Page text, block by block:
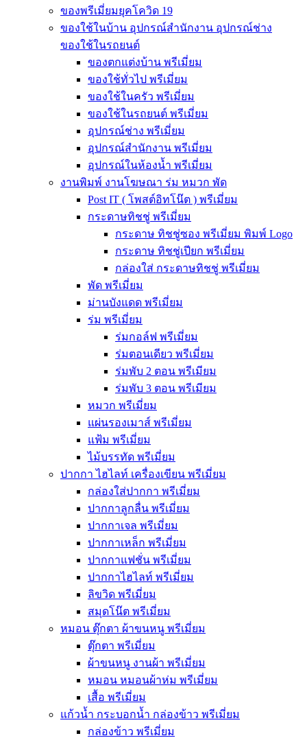
ของพรีเมี่ยมยุคโควิด 19
ของใช้ในบ้าน อุปกรณ์สำนักงาน อุปกรณ์ช่าง
ของใช้ในรถยนต์
ของตกแต่งบ้าน พรีเมี่ยม
ของใช้ทั่วไป พรีเมี่ยม
ของใช้ในครัว พรีเมี่ยม
ของใช้ในรถยนต์ พรีเมี่ยม
อุปกรณ์ช่าง พรีเมี่ยม
อุปกรณ์สำนักงาน พรีเมี่ยม
อุปกรณ์ในห้องน้ำ พรีเมี่ยม
งานพิมพ์ งานโฆษณา ร่ม หมวก พัด
Post IT ( โพสต์อิทโน๊ต ) พรีเมี่ยม
กระดาษทิชชู่ พรีเมี่ยม
กระดาษ ทิชชู่ซอง พรีเมี่ยม พิมพ์ Logo
กระดาษ ทิชชู่เปียก พรีเมี่ยม
กล่องใส่ กระดาษทิชชู่ พรีเมี่ยม
พัด พรีเมี่ยม
ม่านบังแดด พรีเมี่ยม
ร่ม พรีเมี่ยม
ร่มกอล์ฟ พรีเมี่ยม
ร่มตอนเดียว พรีเมี่ยม
ร่มพับ 2 ตอน พรีเมียม
ร่มพับ 3 ตอน พรีเมียม
หมวก พรีเมี่ยม
แผ่นรองเมาส์ พรีเมี่ยม
แฟ้ม พรีเมี่ยม
ไม้บรรทัด พรีเมี่ยม
ปากกา ไฮไลท์ เครื่องเขียน พรีเมี่ยม
กล่องใส่ปากกา พรีเมี่ยม
ปากกาลูกลื่น พรีเมี่ยม
ปากกาเจล พรีเมี่ยม
ปากกาเหล็ก พรีเมี่ยม
ปากกาแฟชั่น พรีเมี่ยม
ปากกาไฮไลท์ พรีเมี่ยม
ลิขวิด พรีเมี่ยม
สมุดโน๊ต พรีเมี่ยม
หมอน ตุ๊กตา ผ้าขนหนู พรีเมี่ยม
ตุ๊กตา พรีเมี่ยม
ผ้าขนหนู งานผ้า พรีเมี่ยม
หมอน หมอนผ้าห่ม พรีเมี่ยม
เสื้อ พรีเมี่ยม
แก้วน้ำ กระบอกน้ำ กล่องข้าว พรีเมี่ยม
กล่องข้าว พรีเมี่ยม